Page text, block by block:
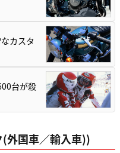
カスタ
台が殺